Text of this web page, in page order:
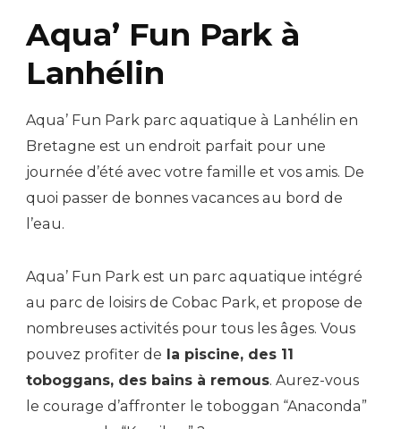
Aqua’ Fun Park à
Lanhélin
Aqua’ Fun Park parc aquatique à Lanhélin en
Bretagne est un endroit parfait pour une
journée d’été avec votre famille et vos amis. De
quoi passer de bonnes vacances au bord de
l’eau.
Aqua’ Fun Park est un parc aquatique intégré
au parc de loisirs de Cobac Park, et propose de
nombreuses activités pour tous les âges. Vous
pouvez profiter de la piscine, des 11
toboggans, des bains à remous. Aurez-vous
le courage d’affronter le toboggan “Anaconda”